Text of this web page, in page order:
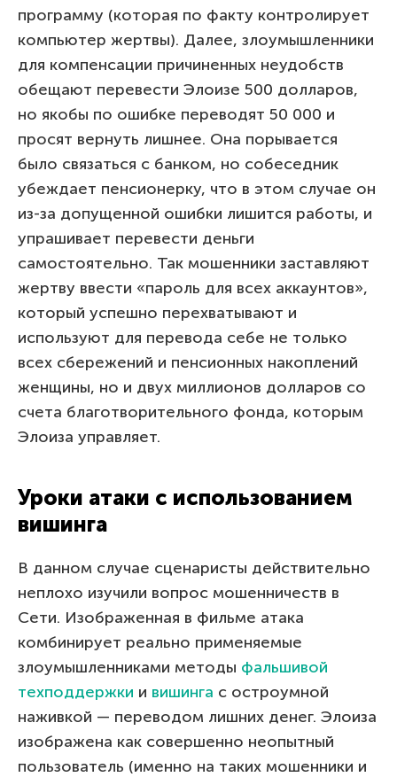
программу (которая по факту контролирует
компьютер жертвы). Далее, злоумышленники
для компенсации причиненных неудобств
обещают перевести Элоизе 500 долларов,
но якобы по ошибке переводят 50 000 и
просят вернуть лишнее. Она порывается
было связаться с банком, но собеседник
убеждает пенсионерку, что в этом случае он
из-за допущенной ошибки лишится работы, и
упрашивает перевести деньги
самостоятельно. Так мошенники заставляют
жертву ввести «пароль для всех аккаунтов»,
который успешно перехватывают и
используют для перевода себе не только
всех сбережений и пенсионных накоплений
женщины, но и двух миллионов долларов со
счета благотворительного фонда, которым
Элоиза управляет.
Уроки атаки с использованием
вишинга
В данном случае сценаристы действительно
неплохо изучили вопрос мошенничеств в
Сети. Изображенная в фильме атака
комбинирует реально применяемые
злоумышленниками методы фальшивой
техподдержки и вишинга с остроумной
наживкой — переводом лишних денег. Элоиза
изображена как совершенно неопытный
пользователь (именно на таких мошенники и